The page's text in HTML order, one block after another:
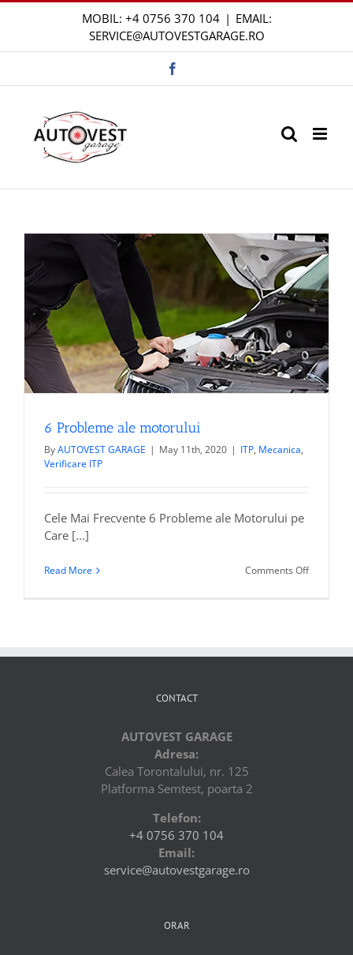
MOBIL: +4 0756 370 104 | EMAIL:
SERVICE@AUTOVESTGARAGE.RO
6 Probleme ale motorului
ByAUTOVEST GARAGE | May 11th, 2020 | ITP, Mecanica,
Verificare ITP
Cele Mai Frecvente 6 Probleme ale Motorului pe
Care [...]
Read More Comments Offon
CONTACT
AUTOVEST GARAGE
Adresa:
Calea Torontalului, nr. 125
Platforma Semtest, poarta 2
Telefon:
+4 0756 370 104
Email:
service@autovestgarage.ro
ORAR